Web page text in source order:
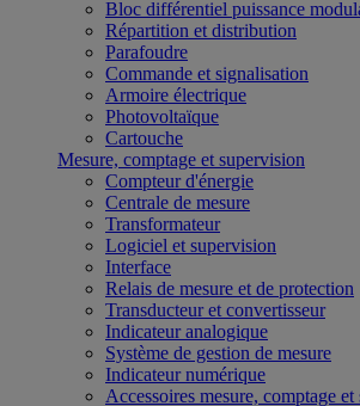
Bloc différentiel puissance
Répartition et distribution
Parafoudre
Commande et signalisation
Armoire électrique
Photovoltaïque
Cartouche
Mesure, comptage et supervision
Compteur d'énergie
Centrale de mesure
Transformateur
Logiciel et supervision
Interface
Relais de mesure et de protection
Transducteur et convertisseur
Indicateur analogique
Système de gestion de mesure
Indicateur numérique
Accessoires mesure, comptage